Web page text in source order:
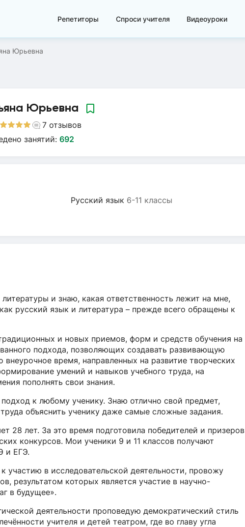
Репетиторы Спроси учителя Видеоуроки
Юрьевна
Юрьевна
7 отзывов
занятий: 692
Русский язык 6-11 классы
и знаю, какая ответственность лежит на мне,
русский язык и литература – прежде всего обращены к
и новых приемов, форм и средств обучения на
подхода, позволяющих создавать развивающую
время, направленных на развитие творческих
умений и навыков учебного труда, на
пополнять свои знания.
к любому ученику. Знаю отлично свой предмет,
объяснить ученику даже самые сложные задания.
28 лет. За это время подготовила победителей и призеров
конкурсов. Мои ученики 9 и 11 классов получают
и ЕГЭ.
участию в исследовательской деятельности, провожу
результатом которых является участие в научно-
в будущее».
деятельности проповедую демократический стиль
учителя и детей театром, где во главу угла